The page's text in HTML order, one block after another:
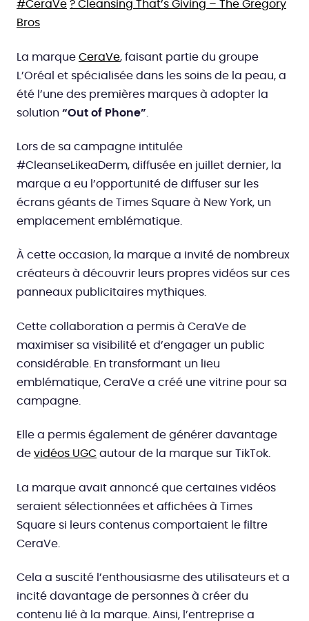
#CeraVe ? Cleansing That’s Giving – The Gregory
Bros
La marque CeraVe, faisant partie du groupe
L’Oréal et spécialisée dans les soins de la peau, a
été l’une des premières marques à adopter la
solution “Out of Phone”
Lors de sa campagne intitulée
#CleanseLikeaDerm, diffusée en juillet dernier, la
marque a eu l’opportunité de diffuser sur les
écrans géants de Times Square à New York, un
emplacement emblématique.
À cette occasion, la marque a invité de nombreux
créateurs à découvrir leurs propres vidéos sur ces
panneaux publicitaires mythiques.
Cette collaboration a permis à CeraVe de
maximiser sa visibilité et d’engager un public
considérable. En transformant un lieu
emblématique, CeraVe a créé une vitrine pour sa
campagne.
Elle a permis également de générer davantage
de vidéos UGC autour de la marque sur TikTok.
La marque avait annoncé que certaines vidéos
seraient sélectionnées et affichées à Times
Square si leurs contenus comportaient le filtre
CeraVe.
Cela a suscité l’enthousiasme des utilisateurs et a
incité davantage de personnes à créer du
contenu lié à la marque. Ainsi, l’entreprise a